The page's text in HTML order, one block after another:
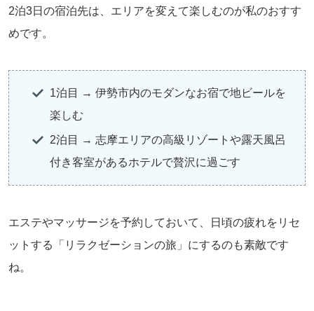
2泊3日の宿泊先は、エリアを変えて楽しむのが私のおすす
めです。
1泊目 → 伊勢市内のモダンなお宿で地ビールを
楽しむ
2泊目 → 志摩エリアの高級リゾートや露天風呂
付き客室があるホテルで贅沢に過ごす
エステやマッサージを予約しておいて、日頃の疲れをリセ
ットする「リラクゼーションの旅」にするのも素敵です
ね。